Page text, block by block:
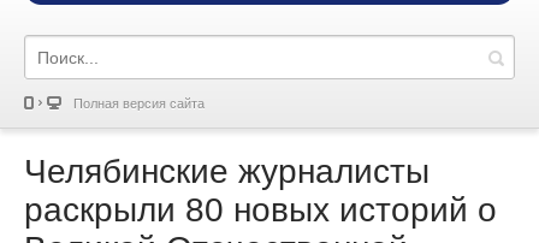
Полная версия сайта
Челябинские журналисты
раскрыли 80 новых историй о